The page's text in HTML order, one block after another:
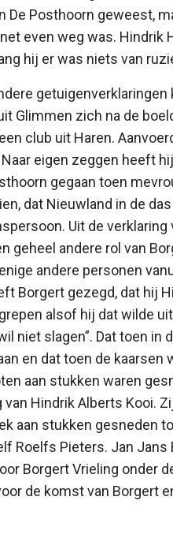
De Posthoorn geweest,
even weg was. Hindrik
hij er was niets van
Glimmen zich na de
club uit Haren.
eigen zeggen heeft
gegaan toen
dat Nieuwland in de
Uit de
geheel andere rol van
andere personen
Borgert gezegd, dat hij
alsof hij dat wilde
niet slagen”. Dat toen
en dat toen de kaarsen
aan stukken waren
van Hindrik Alberts Kooi.
aan stukken gesneden
Roelfs Pieters. Jan
Borgert Vrieling onder
de komst van Borgert